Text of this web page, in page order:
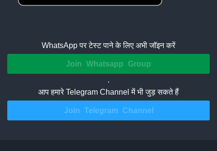
WhatsApp पर टेस्ट पाने के लिए अभी जॉइन करें
Join Whatsapp Group
.
आप हमारे Telegram Channel में भी जुड़ सकते हैं
Join Telegram Channel